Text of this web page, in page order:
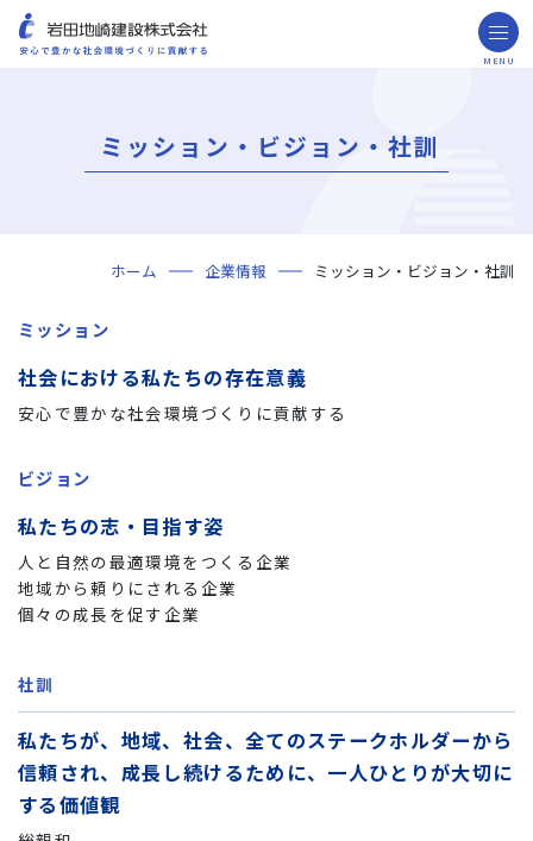
MENU
企業情報
年代から探す
地域別で探す
用途区分から探す
GISマップシステム
Niseko Project
プロジェクトレポート
技術・ソリューション
採用情報
海外事業
NISEKO PROJECTS
ミッション・ビジョン・社訓
ホーム 企業情報 ミッション・ビジョン・社訓
ミッション
社会における私たちの存在意義
安心で豊かな社会環境づくりに貢献する
ビジョン
私たちの志・目指す姿
人と自然の最適環境をつくる企業
地域から頼りにされる企業
個々の成長を促す企業
社訓
私たちが、地域、社会、全てのステークホルダーから
信頼され、成長し続けるために、一人ひとりが大切に
する価値観